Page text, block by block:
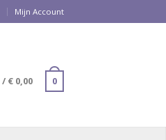
Mijn Account
/ € 0,00 0